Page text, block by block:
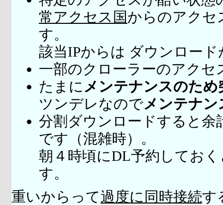
常アクセス国からのアクセ
す。
該当IPからは ダウンロー
一部のクローラーのアクセ
たまに メンテナンスのため
ツンデレなのでメンテナ
分割ダウンロードすると余
です（混雑時）。
朝４時頃にDL予約してお
す。
重いからって過度に同時接続す